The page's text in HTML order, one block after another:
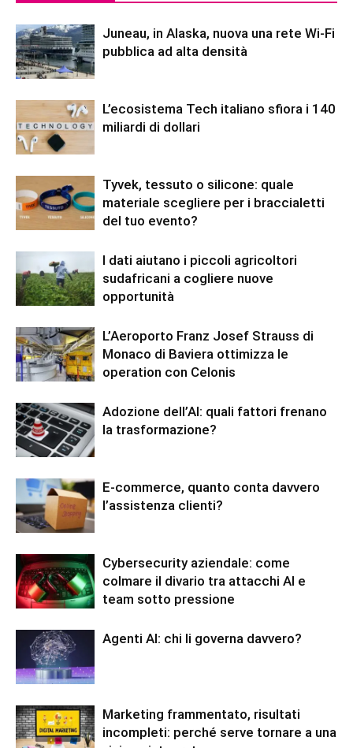
Juneau, in Alaska, nuova una rete Wi-Fi
pubblica ad alta densità
L’ecosistema Tech italiano sfiora i 140
miliardi di dollari
Tyvek, tessuto o silicone: quale
materiale scegliere per i braccialetti
del tuo evento?
I dati aiutano i piccoli agricoltori
sudafricani a cogliere nuove
opportunità
L’Aeroporto Franz Josef Strauss di
Monaco di Baviera ottimizza le
operation con Celonis
Adozione dell’AI: quali fattori frenano
la trasformazione?
E-commerce, quanto conta davvero
l’assistenza clienti?
Cybersecurity aziendale: come
colmare il divario tra attacchi AI e
team sotto pressione
Agenti AI: chi li governa davvero?
Marketing frammentato, risultati
incompleti: perché serve tornare a una